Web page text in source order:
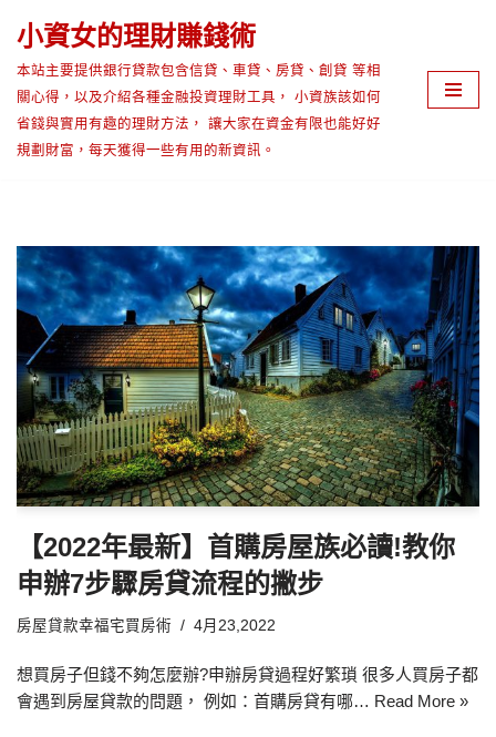
Skip
to
content
小資女的理財賺錢術
本站主要提供銀行貸款包含信貸、車貸、房貸、創貸 等相
關心得，以及介紹各種金融投資理財工具， 小資族該如何
省錢與實用有趣的理財方法， 讓大家在資金有限也能好好
規劃財富，每天獲得一些有用的新資訊。
【2022年最新】首購房屋族必讀!教你
申辦7步驟房貸流程的撇步
房屋貸款幸福宅買房術 4月23,2022
想買房子但錢不夠怎麼辦?申辦房貸過程好繁瑣 很多人買房子都
會遇到房屋貸款的問題， 例如：首購房貸有哪… Read More »